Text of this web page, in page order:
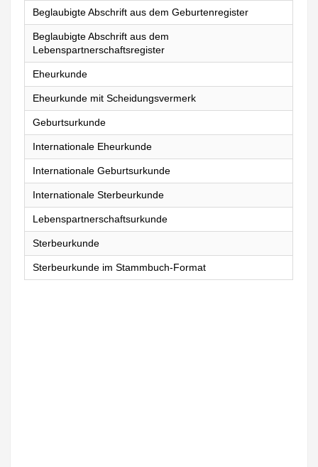
Beglaubigte Abschrift aus dem Geburtenregister
Beglaubigte Abschrift aus dem
Lebenspartnerschaftsregister
Eheurkunde
Eheurkunde mit Scheidungsvermerk
Geburtsurkunde
Internationale Eheurkunde
Internationale Geburtsurkunde
Internationale Sterbeurkunde
Lebenspartnerschaftsurkunde
Sterbeurkunde
Sterbeurkunde im Stammbuch-Format